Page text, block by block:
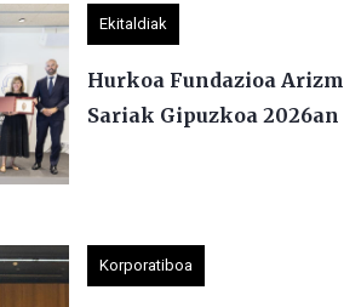
Ekitaldiak
Hurkoa Fundazioa
Sariak Gipuzkoa
Korporatiboa